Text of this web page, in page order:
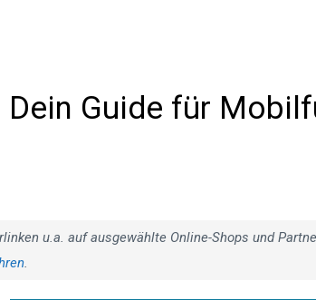
Dein Guide für
u.a. auf ausgewählte Online-Shops und
.